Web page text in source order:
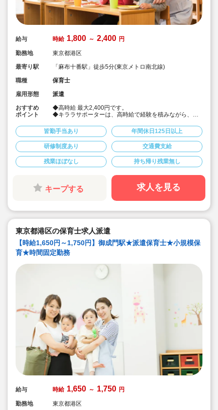
給与 時給 1,800 ～ 2,400 円
勤務地
東京都港区
最寄り駅
「麻布十番駅」徒歩5分(東京メトロ南北線)
職種
保育士
雇用形態
派遣
おすすめ
ポイント
◆高時給 最大2,400円です。
◆キララサポーターは、高時給で経験を積みながら、現
ート志向の保育士さん向け育成型派遣サービス」です。
【こんな保育士さんにオススメです】
◆保育のプロとして成長しながら、高時給で効率よく働
きたい方。
研修中も時給支給だから、学びも収入も妥協しないで働
けます。
◆残業に頼らない。専門性で選ばれる人材に成長したい
方。
保育現場の課題を解決する「エキスパートの保育士」へ
フェッショナルとして成長しながら価値を発揮しましょ
具体的には、
◆勤務しながら体系的な教育を受け、ICTシステム・療
育・教育プログラムなどの専門スキルを習得できます。
◆将来的には、「社員育成ができる保育士」としてのキ
ャリア形成の実現も可能です。
◆保育士専任のコンサルタントがあなたの就業を丁寧に
サポートいたします。
◆皆さんを「プロフェッショナル人材」として成長頂け
るようサポートします。
■【特徴】
研修はマニュアル・動画・座学・ワークを組み合わせた
体系的な内容です。研修時間中も報酬は発生し支給され
ます。弊社グループ法人での就業と研修を通して知識と
スキルを身につけながら勤務することができます。
内容は、
・療育分野（発達支援施設と連携）
・教育プログラム（各種あり）
など、現場ですぐに活かせる実践的な内容です。
皆勤手当あり 年間休日125日以上
研修制度あり 交通費支給
残業ほぼなし 持ち帰り残業無し
キープする 求人を見る
東京都港区の保育士求人派遣
【時給1,650円～1,750円】御成門駅★派遣保育士★小規模保
育★時間固定勤務
給与 時給 1,650 ～ 1,750 円
勤務地
東京都港区